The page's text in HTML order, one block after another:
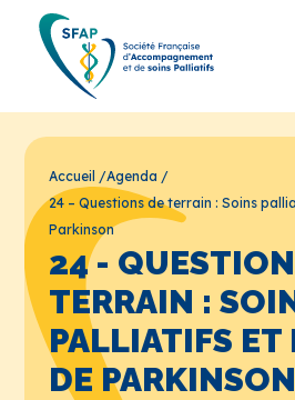
Accueil /Agenda /
24 – Questions de terrain : Soins
Parkinson
24 -
TERRAIN :
PALLIATIFS ET
DE PARKINSON